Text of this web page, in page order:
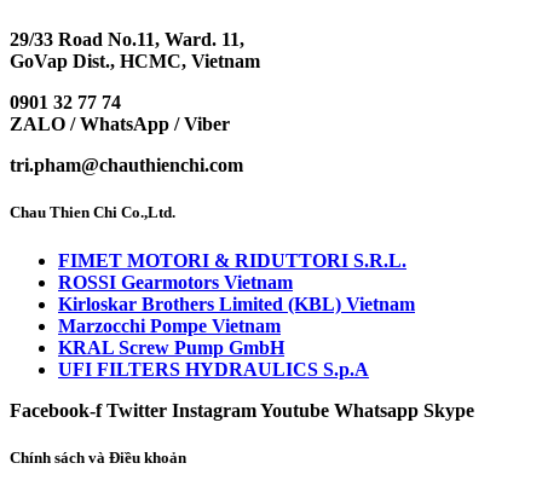
29/33 Road No.11, Ward. 11,
GoVap Dist., HCMC, Vietnam
0901 32 77 74
ZALO / WhatsApp / Viber
tri.pham@chauthienchi.com
Chau Thien Chi Co.,Ltd.
FIMET MOTORI & RIDUTTORI S.R.L.
ROSSI Gearmotors Vietnam
Kirloskar Brothers Limited (KBL) Vietnam
Marzocchi Pompe Vietnam
KRAL Screw Pump GmbH
UFI FILTERS HYDRAULICS S.p.A
Facebook-f Twitter InstagramYoutube Whatsapp Skype
Chính sách và Điều khoản